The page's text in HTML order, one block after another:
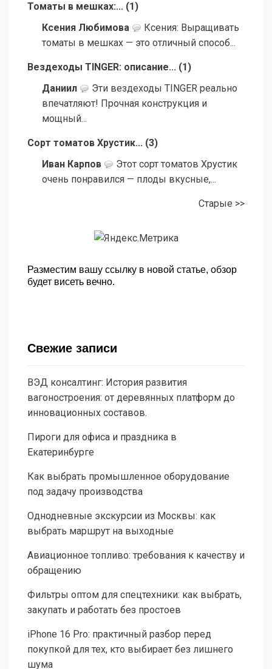
Томаты в мешках:... (1 )
Ксения Любимова
Ксения: Выращивать
томаты в мешках — это отличный способ...
Вездеходы TINGER: описание... (1 )
Даниил
Эти вездеходы TINGER реально
впечатляют! Прочная конструкция и
мощный...
Сорт томатов Хрустик... (3)
Иван Карпов
Этот сорт томатов Хрустик
очень понравился — плоды вкусные,...
Старые >>
Разместим вашу ссылку в новой статье, обзор
будет висеть вечно.
Свежие записи
ВЭД консалтинг: История развития
вагоностроения: от деревянных платформ до
инновационных составов.
Пироги для офиса и праздника в
Екатеринбурге
Как выбрать промышленное оборудование
под задачу производства
Однодневные экскурсии из Москвы: как
выбрать маршрут на выходные
Авиационное топливо: требования к качеству и
обращению
Фильтры оптом для спецтехники: как выбрать,
закупать и работать без простоев
iPhone 16 Pro: практичный разбор перед
покупкой для тех, кто выбирает без лишнего
шума